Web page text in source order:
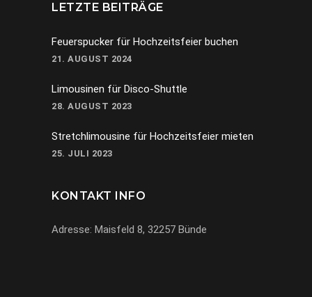
LETZTE BEITRÄGE
Feuerspucker für Hochzeitsfeier buchen
21. AUGUST 2024
Limousinen für Disco-Shuttle
28. AUGUST 2023
Stretchlimousine für Hochzeitsfeier mieten
25. JULI 2023
KONTAKT INFO
Adresse: Maisfeld 8, 32257 Bünde